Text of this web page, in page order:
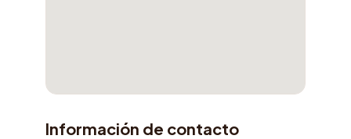
Información de contacto